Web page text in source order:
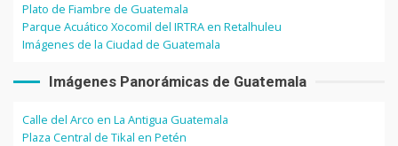
Plato de Fiambre de Guatemala
Parque Acuático Xocomil del IRTRA en Retalhuleu
Imágenes de la Ciudad de Guatemala
Imágenes Panorámicas de Guatemala
Calle del Arco en La Antigua Guatemala
Plaza Central de Tikal en Petén